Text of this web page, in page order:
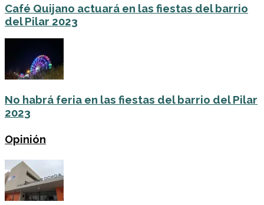
Café Quijano actuará en las fiestas del barrio
del Pilar 2023
No habrá feria en las fiestas del barrio del Pilar
2023
Opinión